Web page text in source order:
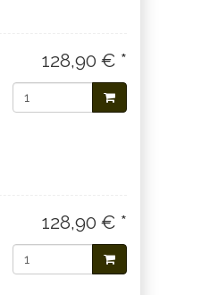
128,90 € *
128,90 € *